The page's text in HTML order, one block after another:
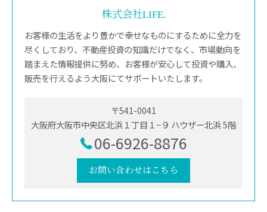
株式会社LIFE.
お客様の生活をより豊かで幸せなものにするために全力を
尽くしており、不動産投資の知識だけでなく、市場動向を
踏まえた情報提供に努め、お客様が安心して投資や購入、
販売を行えるよう大阪にてサポートいたします。
〒541-0041
大阪府大阪市中央区北浜１丁目１−９ ハウザー北浜 5階
06-6926-8876
お問い合わせはこちら